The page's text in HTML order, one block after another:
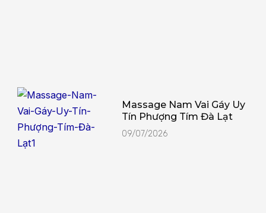
Massage Nam Vai Gáy Uy
Tín Phượng Tím Đà Lạt
09/07/2026